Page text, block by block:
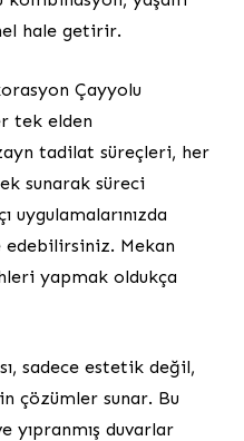
hale getirir.
Çayyolu
tek elden
tadilat süreçleri, her
sunarak süreci
uygulamalarınızda
edebilirsiniz. Mekan
yapmak oldukça
sadece estetik değil,
çözümler sunar. Bu
yıpranmış duvarlar